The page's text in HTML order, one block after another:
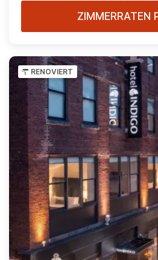
ZIMMERRATEN
RENOVIERT